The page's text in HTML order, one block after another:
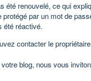
été renouvelé, ce qui
par un mot de
été réactivé.
contacter le
blog, nous vous